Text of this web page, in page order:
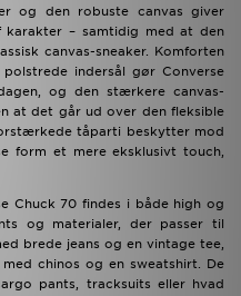
og den robuste canvas giver
– samtidig med at den
canvas-sneaker. Komforten
indersål gør Converse
og den stærkere canvas-
at det går ud over den fleksible
tåparti beskytter mod
form et mere eksklusivt touch,
Chuck 70 findes i både high og
og materialer, der passer til
brede jeans og en vintage tee,
chinos og en sweatshirt. De
pants, tracksuits eller hvad